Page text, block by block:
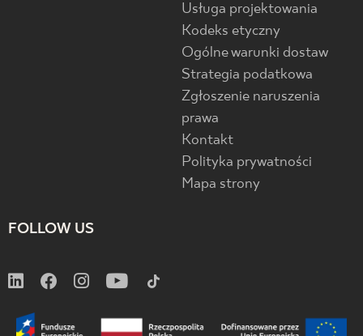
Usługa projektowania
Kodeks etyczny
Ogólne warunki dostaw
Strategia podatkowa
Zgłoszenie naruszenia
prawa
Kontakt
Polityka prywatności
Mapa strony
FOLLOW US